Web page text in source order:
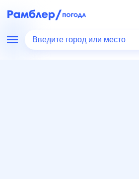
Введите город или место